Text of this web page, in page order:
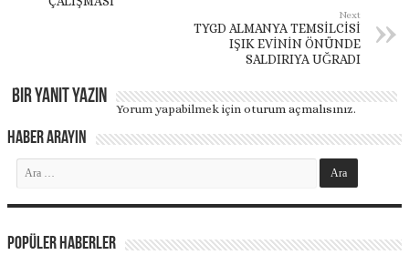
Next
TYGD ALMANYA TEMSİLCİSİ
IŞIK EVİNİN ÖNÜNDE
SALDIRIYA UĞRADI
Bir yanıt yazın
Yorum yapabilmek içinoturum açmalısınız.
Haber Arayın
Popüler Haberler